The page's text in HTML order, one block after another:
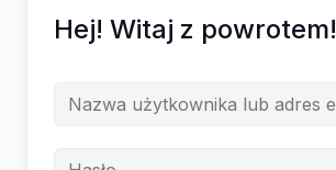
Hej! Witaj z powrotem!